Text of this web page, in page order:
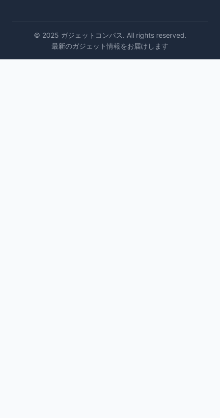
© 2025 ガジェットコンパス. All rights reserved.
最新のガジェット情報をお届けします